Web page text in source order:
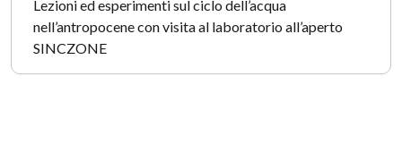
Lezioni ed esperimenti sul ciclo dell’acqua
nell’antropocene con visita al laboratorio all’aperto
SINCZONE